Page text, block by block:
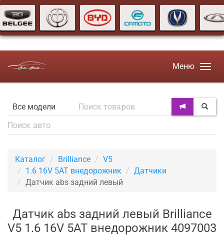
Меню
Каталог Brilliance
V5
1.6 16V 5AT внедорожник
Датчики
Датчик abs задний левый
Датчик abs задний левый Brilliance
V5 1.6 16V 5AT внедорожник 4097003